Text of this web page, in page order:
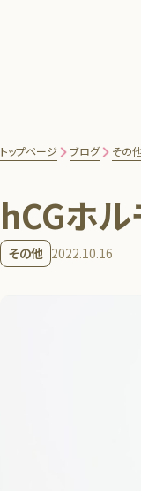
トップページ ブログ その
hCGホ
その他 2022.10.16